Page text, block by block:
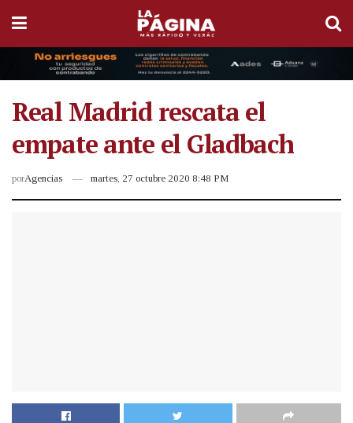
Real Madrid rescata el
empate ante el Gladbach
porAgencias martes, 27 octubre 2020 8:48 PM